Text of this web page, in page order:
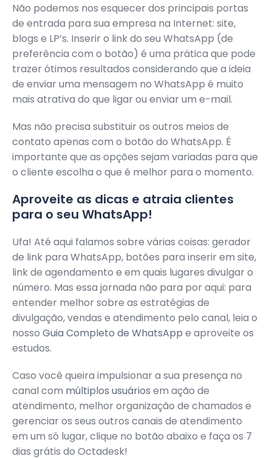
Não podemos nos esquecer dos principais portas
de entrada para sua empresa na Internet: site,
blogs e LP’s. Inserir o link do seu WhatsApp (de
preferência com o botão) é uma prática que pode
trazer ótimos resultados considerando que a ideia
de enviar uma mensagem no WhatsApp é muito
mais atrativa do que ligar ou enviar um e-mail.
Mas não precisa substituir os outros meios de
contato apenas com o botão do WhatsApp. É
importante que as opções sejam variadas para que
o cliente escolha o que é melhor para o momento.
Aproveite as dicas e atraia clientes
para o seu WhatsApp!
Ufa! Até aqui falamos sobre várias coisas: gerador
de link para WhatsApp, botões para inserir em site,
link de agendamento e em quais lugares divulgar o
número. Mas essa jornada não para por aqui: para
entender melhor sobre as estratégias de
divulgação, vendas e atendimento pelo canal, leia o
nosso Guia Completo de WhatsApp e aproveite os
estudos.
Caso você queira impulsionar a sua presença no
canal com múltiplos usuários em ação de
atendimento, melhor organização de chamados e
gerenciar os seus outros canais de atendimento
em um só lugar, clique no botão abaixo e faça os 7
dias grátis do Octadesk!